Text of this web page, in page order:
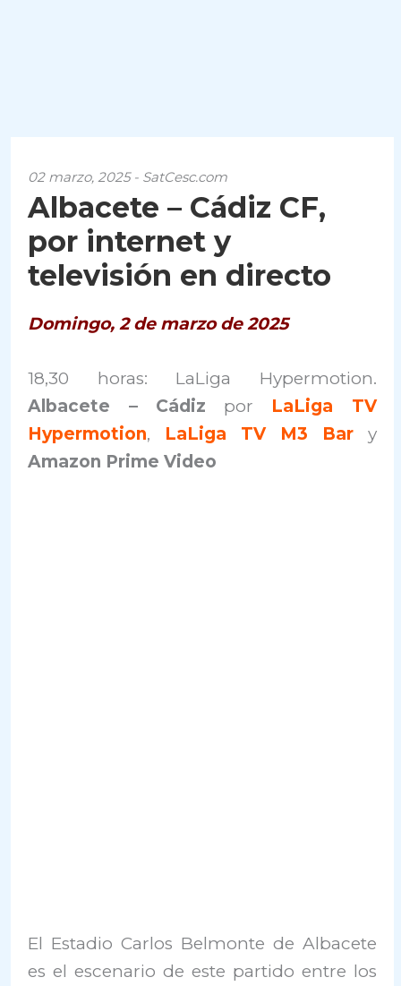
02 marzo, 2025 - SatCesc.com
Albacete – Cádiz CF,
por internet y
televisión en directo
Domingo, 2 de marzo de 2025
18,30 horas: LaLiga Hypermotion.
Albacete – Cádiz por LaLiga TV
Hypermotion, LaLiga TV M3 Bary
Amazon Prime Video
El Estadio Carlos Belmonte de Albacete
es el escenario de este partido entre los